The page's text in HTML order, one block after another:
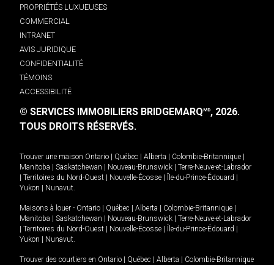
PROPRIÉTÉS LUXUEUSES
COMMERCIAL
INTRANET
AVIS JURIDIQUE
CONFIDENTIALITÉ
TÉMOINS
ACCESSIBILITÉ
© SERVICES IMMOBILIERS BRIDGEMARQMD, 2026.
TOUS DROITS RÉSERVÉS.
Trouver une maison Ontario Québec Alberta Colombie-Britannique
Manitoba
Saskatchewan Nouveau-Brunswick
Terre-Neuve-et-Labrador
Territoires du Nord-Ouest Nouvelle-Écosse Île-du-Prince-Édouard
Yukon
Nunavut.
Maisons à louer - Ontario Québec Alberta Colombie-Britannique
Manitoba
Saskatchewan Nouveau-Brunswick
Terre-Neuve-et-Labrador
Territoires du Nord-Ouest Nouvelle-Écosse Île-du-Prince-Édouard
Yukon
Nunavut.
Trouver des courtiers en Ontario Québec Alberta
Colombie-Britannique